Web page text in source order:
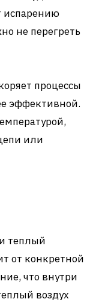
испарению
не перегреть
процессы
эффективной.
или
теплый
от конкретной
что внутри
воздух